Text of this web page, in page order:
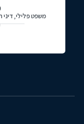
משפט פלילי, דיני